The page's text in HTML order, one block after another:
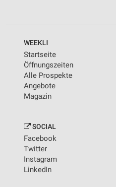
WEEKLI
Startseite
Öffnungszeiten
Alle Prospekte
Angebote
Magazin
SOCIAL
Facebook
Twitter
Instagram
LinkedIn